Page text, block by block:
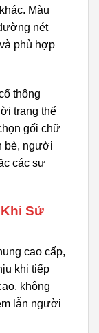
Màu
nét
phù hợp
thông
trang thể
gối chữ
bè, người
các sự
Sử
cao cấp,
khi tiếp
không
lẫn người